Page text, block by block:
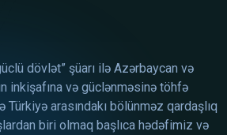
dövlət” şüarı ilə Azərbaycan və
inkişafına və güclənməsinə töhfə
arasındakı bölünməz qardaşlıq
biri olmaq başlıca hədəfimiz və